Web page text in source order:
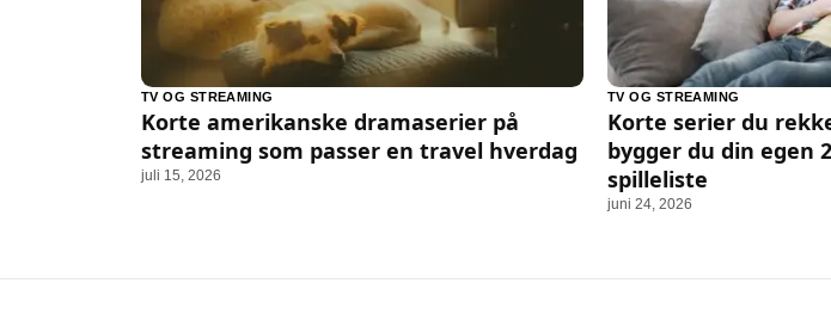
TV og streaming
Underholdning
Internettkultur
Gaming
Seervaner
Soundtrack
TV OG STREAMING
Korte amerikanske dramaserier på
streaming som passer en travel hverdag
juli 15, 2026
TV OG STREAMING
Korte serier du
bygger du din egen
spilleliste
juni 24, 2026